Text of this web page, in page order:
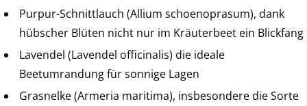
Purpur-Schnittlauch (Allium schoenoprasum), dank
hübscher Blüten nicht nur im Kräuterbeet ein Blickfang
Lavendel (Lavendel officinalis) die ideale
Beetumrandung für sonnige Lagen
Grasnelke (Armeria maritima), insbesondere die Sorte